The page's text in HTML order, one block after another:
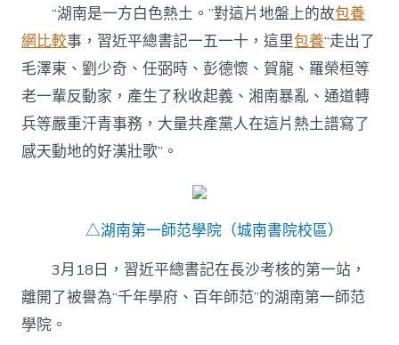
“湖南是一方白色熱土。”對這片地盤上的故包養
網比較事，習近平總書記一五一十，這里包養“走出了
毛澤東、劉少奇、任弼時、彭德懷、賀龍、羅榮桓等
老一輩反動家，產生了秋收起義、湘南暴亂、通道轉
兵等嚴重汗青事務，大量共產黨人在這片熱土譜寫了
感天動地的好漢壯歌”。
△湖南第一師范學院（城南書院校區）
3月18日，習近平總書記在長沙考核的第一站，
離開了被譽為“千年學府、百年師范”的湖南第一師范
學院。